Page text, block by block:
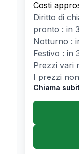
Costi
Diritto di
pronto : in
Notturno :
Festivo : in
Prezzi vari
I prezzi
Chiama